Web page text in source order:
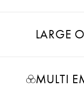
LARGE
MULTI